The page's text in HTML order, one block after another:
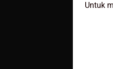
Untuk